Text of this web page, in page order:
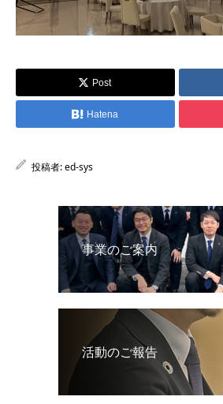
Post
Hatena
投稿者:ed-sys
事業のご案内
活動のご報告